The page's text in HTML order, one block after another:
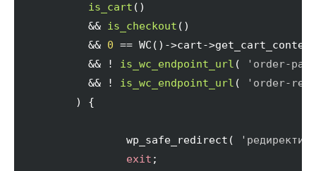
is_cart ( )
	  &&
is_checkout ( )
	  &&
0 == WC ( ) ->cart->
	  && !
is_wc_endpoint_url (
'order-pay'
	  && !
is_wc_endpoint_url (
'order-
)
{
		wp_safe_redirect
(
exit ;